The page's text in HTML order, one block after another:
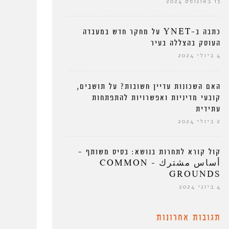
כתבה ב-YNET על מחקר חדש במעבדה
העוסק בהצללה בעיר
4 ביולי 2024
האם השכונות עדיין חשובות? על תושבים,
קובעי מדיניות ואפשרויות להתפתחות
עתידית
2 ביולי 2024
קול קורא לתחרות בנושא: בסיס משותף –
أساس مشترك – COMMON
GROUNDS
4 ביוני 2024
תגובות אחרונות